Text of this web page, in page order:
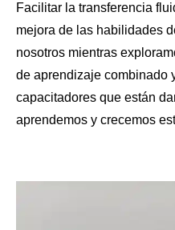
Facilitar la transferencia
mejora de las habilidades
nosotros mientras
de aprendizaje combinado
capacitadores que están
aprendemos y crecemos